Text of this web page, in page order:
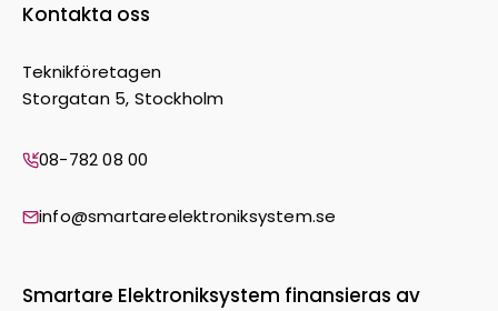
Kontakta oss
Teknikföretagen
Storgatan 5, Stockholm
08-782 08 00
info@smartareelektroniksystem.se
Smartare Elektroniksystem finansieras av